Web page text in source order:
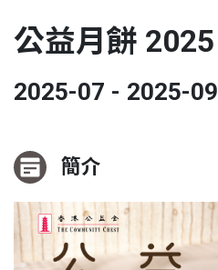
公益月餅 2025
2025-07 - 2025-09
簡介